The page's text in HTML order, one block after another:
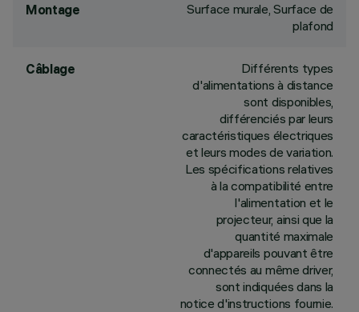
Montage
Surface murale, Surface de
plafond
Câblage
Différents types
d'alimentations à distance
sont disponibles,
différenciés par leurs
caractéristiques électriques
et leurs modes de variation.
Les spécifications relatives
à la compatibilité entre
l'alimentation et le
projecteur, ainsi que la
quantité maximale
d'appareils pouvant être
connectés au même driver,
sont indiquées dans la
notice d'instructions fournie.